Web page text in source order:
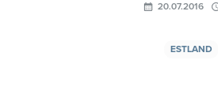
20.07.2016
ESTLAND